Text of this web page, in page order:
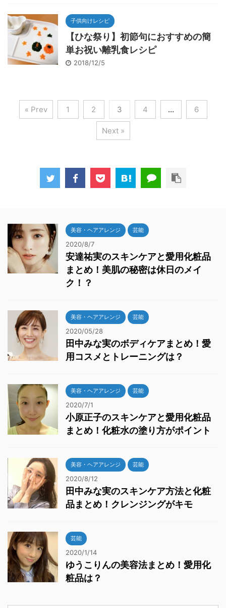
子供向けレシピ
【ひな祭り】初節句におすすめの簡
単お祝い離乳食レシピ
2018/12/5
« Prev 1 2 3 4 … 6
Next »
美容・ヘアアレンジ 芸能
2020/8/7
安達祐実のスキンケアと愛用化粧品
まとめ！美肌の秘密は休日のメイ
ク！？
美容・ヘアアレンジ 芸能
2020/05/28
田中みな実のボディケアまとめ！愛
用コスメとトレーニングは？
美容・ヘアアレンジ 芸能
2020/7/1
小原正子のスキンケアと愛用化粧品
まとめ！化粧水の塗り方がポイント
美容・ヘアアレンジ 芸能
2020/8/12
田中みな実のスキンケア方法と化粧
品まとめ！クレンジングがキモ
芸能
2020/1/14
ゆうこりんの美容法まとめ！愛用化
粧品は？